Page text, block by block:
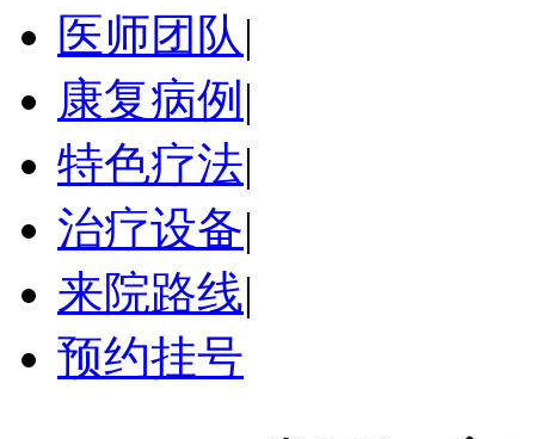
医师团队 |
康复病例 |
特色疗法|
治疗设备|
来院路线|
预约挂号